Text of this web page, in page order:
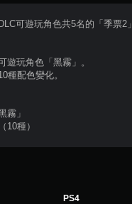
可遊玩角色共5名的「季票2
遊玩角色「黑霧」。
種配色變化。
霧」
10種）
PS4